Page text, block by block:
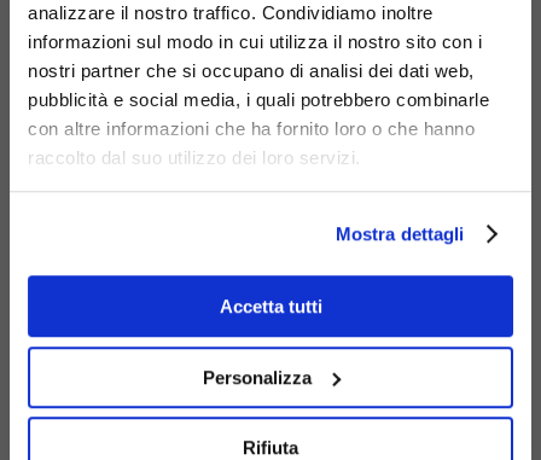
analizzare il nostro traffico. Condividiamo inoltre
informazioni sul modo in cui utilizza il nostro sito con i
nostri partner che si occupano di analisi dei dati web,
pubblicità e social media, i quali potrebbero combinarle
con altre informazioni che ha fornito loro o che hanno
raccolto dal suo utilizzo dei loro servizi.
Mostra dettagli
Accetta tutti
Personalizza
Rifiuta
SFIDE
GREEN
Ciclostazioni, rastrelliere,
colonnine e-bike:soluzioni per
la mobilità sostenibile nelle
città del futuro
Scopri di più
PINCH
FA DIFFERENZE